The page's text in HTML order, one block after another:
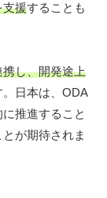
支援することも
し、開発途上
。日本は、ODA
推進すること
が期待されま